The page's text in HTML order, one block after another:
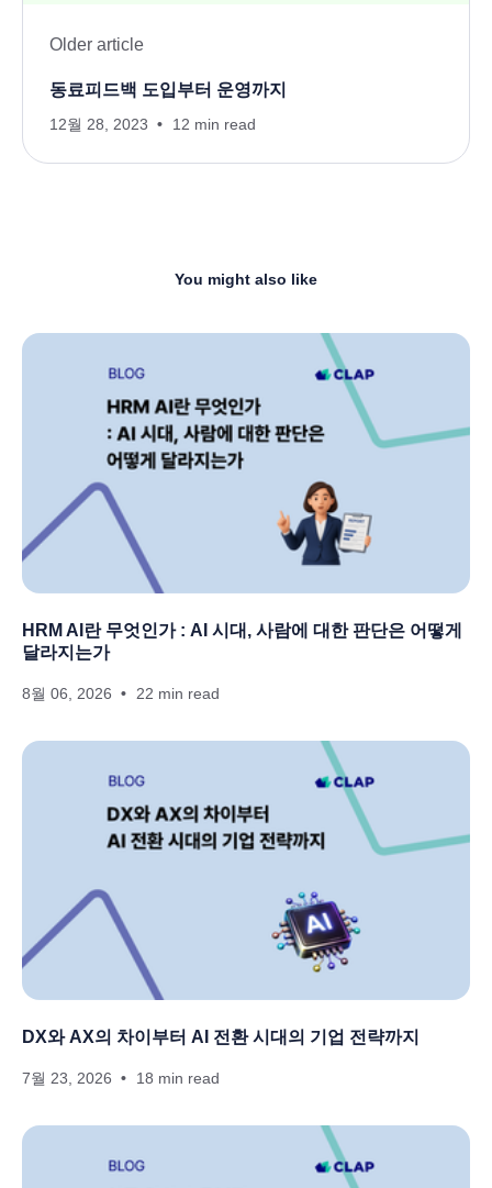
Older article
동료피드백 도입부터 운영까지
12월 28, 2023 12 min read
You might also like
HRM AI란 무엇인가 : AI 시대, 사람에 대한 판단은 어떻게
달라지는가
8월 06, 2026 22 min read
DX와 AX의 차이부터 AI 전환 시대의 기업 전략까지
7월 23, 2026 18 min read